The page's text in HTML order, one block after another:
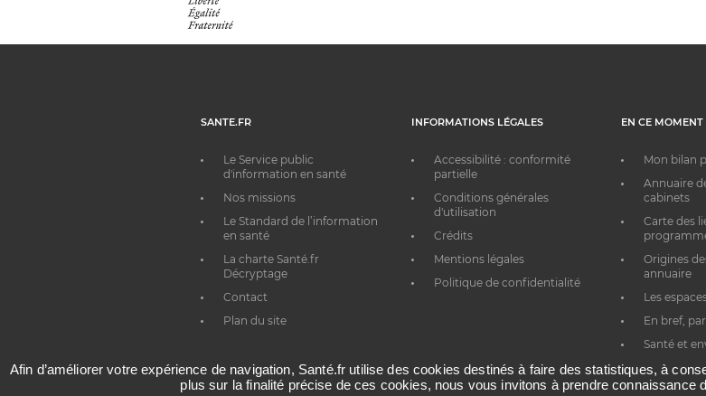
SANTE.FR
Le Service public
d'information en santé
Nos missions
Le Standard de l’information
en santé
La charte Santé.fr
Décryptage
Contact
Plan du site
INFORMATIONS LÉGALES
Accessibilité : conformité
partielle
Conditions générales
d'utilisation
Crédits
Mentions légales
Politique de confidentialité
EN CE MOMENT
Mon bilan
Annuaire
cabinets
Carte des
Origines
annuaire
Les
En bref,
Santé et
Afin d’améliorer votre expérience de navigation, Santé.fr utilise des cookies destinés à faire des statistiques, à
plus sur la finalité précise de ces cookies, nous vous invitons à prendre connaissance